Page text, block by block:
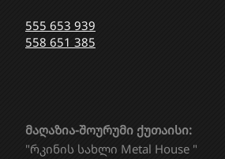
555 653 939
558 651 385
მაღაზია-შოურუმი ქუთაისი:
"რკინის სახლი Metal House "